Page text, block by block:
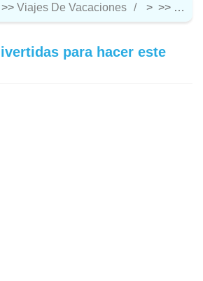
>> Viajes De Vacaciones > >>
para hacer este